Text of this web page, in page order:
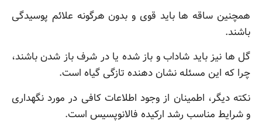
همچنین ساقه ها باید قوی و بدون هرگونه علائم پوسیدگی
باشند.
گل ها نیز باید شاداب و باز شده یا در شرف باز شدن باشند،
چرا که این مسئله نشان دهنده تازگی گیاه است.
نکته دیگر، اطمینان از وجود اطلاعات کافی در مورد نگهداری
و شرایط مناسب رشد ارکیده فالانوپسیس است.